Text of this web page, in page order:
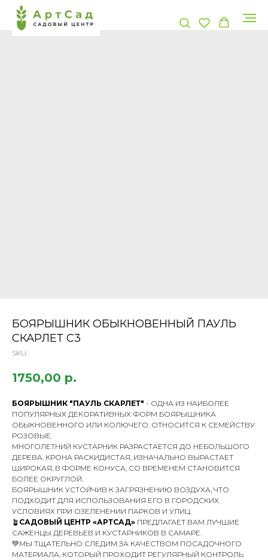
БОЯРЫШНИК ОБЫКНОВЕННЫЙ ПАУЛЬ
СКАРЛЕТ С3
SKU:
1750,00 р.
БОЯРЫШНИК "ПАУЛЬ СКАРЛЕТ" - ОДНА ИЗ НАИБОЛЕЕ
ПОПУЛЯРНЫХ ДЕКОРАТИВНЫХ ФОРМ БОЯРЫШНИКА
ОБЫКНОВЕННОГО ИЛИ КОЛЮЧЕГО. ОТНОСИТСЯ К СЕМЕЙСТВУ
РОЗОВЫЕ.
МНОГОЛЕТНИЙ КУСТАРНИК РАЗРАСТАЕТСЯ ДО НЕБОЛЬШОГО
ДЕРЕВА. КРОНА РАСКИДИСТАЯ, ИЗНАЧАЛЬНО ВЫРАСТАЕТ
ШИРОКАЯ, В ФОРМЕ КОНУСА, СО ВРЕМЕНЕМ СТАНОВИТСЯ
БОЛЕЕ ОКРУГЛОЙ.
БОЯРЫШНИК УСТОЙЧИВ К ЗАГРЯЗНЕНИЮ ВОЗДУХА, ЧТО
ПОДХОДИТ ДЛЯ ИСПОЛЬЗОВАНИЯ ЕГО В ГОРОДСКИХ
УСЛОВИЯХ ПРИ ОЗЕЛЕНЕНИИ ПАРКОВ И УЛИЦ.
🪴 САДОВЫЙ ЦЕНТР «АРТСАД» ПРЕДЛАГАЕТ ВАМ ЛУЧШИЕ
САЖЕНЦЫ ДЕРЕВЬЕВ И КУСТАРНИКОВ В САМАРЕ.
💚МЫ ТЩАТЕЛЬНО СЛЕДИМ ЗА КАЧЕСТВОМ ПОСАДОЧНОГО
МАТЕРИАЛА, КОТОРЫЙ ПРОХОДИТ РЕГУЛЯРНЫЙ КОНТРОЛЬ